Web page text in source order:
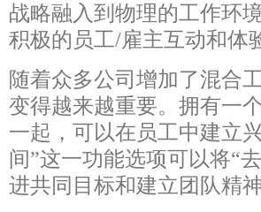
战略融入到物理的工作环
积极的员工/雇主互动和体
随着众多公司增加了混合
变得越来越重要。拥有一
一起，可以在员工中建立
间”这一功能选项可以将“
进共同目标和建立团队精神